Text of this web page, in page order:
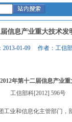
信息产业重大技术发
2013-01-09 作者：工信
年第十二届信息产业
工信部科[2012] 596号
业和信息化主管部门，